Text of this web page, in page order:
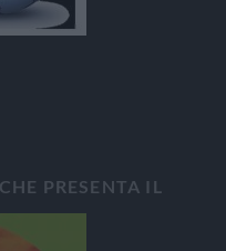
PRESENTA IL